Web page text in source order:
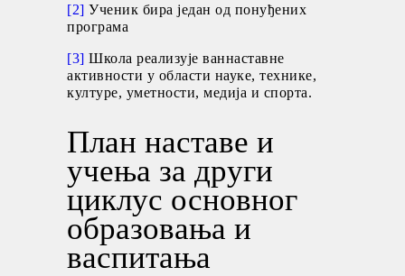
[2] Ученик бира један од понуђених
програма
[3] Школа реализује ваннаставне
активности у области науке, технике,
културе, уметности, медија и спорта.
План наставе и
учења за други
циклус основног
образовања и
васпитања